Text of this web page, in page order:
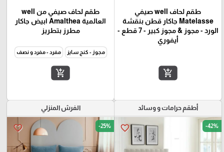
طقم لحاف well صيفي
Matelasse جاكار قطن بنقشة
الورد - مجوز & مجوز كبير - 7 قطع -
أيفوري
add_shopping_cart
طقم لحاف صيفي من well
العالمية Amalthea ابيض جاكار
مطرز بتطريز
مجوز - كنج سايز مفرد - مفرد و نصف
add_shopping_cart
أطقم حرامات و وسائد
favorite_border -42%
الفرش المنزلي
favorite_border -25%